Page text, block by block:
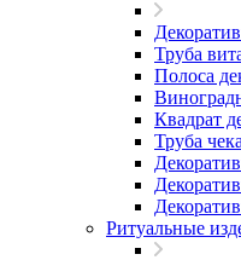
Труба
Полоса
Квадрат
Труба
Ритуальные